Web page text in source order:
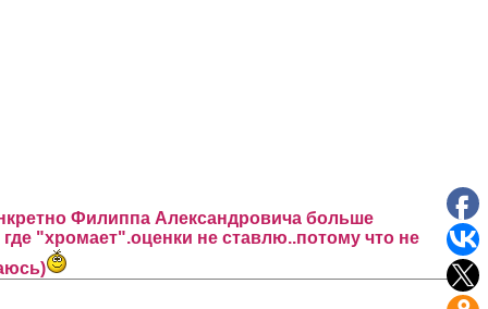
Филиппа Александровича больше
"хромает".оценки не ставлю..потому что не